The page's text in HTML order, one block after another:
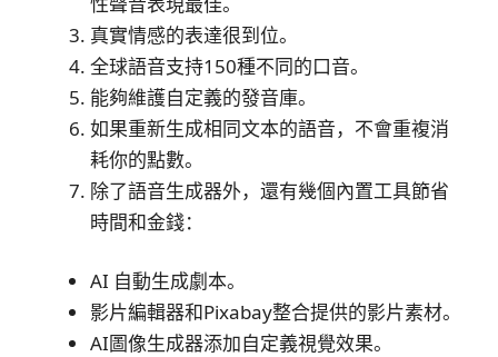
真實情感的表達很到位。
全球語音支持150種不同的口音。
能夠維護自定義的發音庫。
如果重新生成相同文本的語音，不會重複消
耗你的點數。
除了語音生成器外，還有幾個內置工具節省
時間和金錢：
AI 自動生成劇本。
影片編輯器和Pixabay整合提供的影片素材。
AI圖像生成器添加自定義視覺效果。